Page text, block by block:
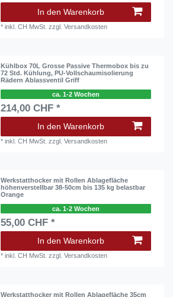
In den Warenkorb
*inkl. CH MwSt. zzgl.Versandkosten
Kühlbox 70L Grosse Passive Thermobox bis zu
72 Std. Kühlung, PU-Vollschaumisolierung
Rädern Ablassventil Griff
ca. 1-2 Wochen
214,00 CHF *
In den Warenkorb
*inkl. CH MwSt. zzgl.Versandkosten
Werkstatthocker mit Rollen Ablagefläche
höhenverstellbar 38-50cm bis 135 kg belastbar
Orange
ca. 1-2 Wochen
55,00 CHF *
In den Warenkorb
*inkl. CH MwSt. zzgl.Versandkosten
Werkstatthocker mit Rollen Ablagefläche 35cm